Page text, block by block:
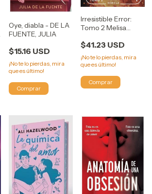
Oye, diabla - DE LA
FUENTE, JULIA
$15.16 USD
¡No te lo pierdas, mira
que es último!
Irresistible Error:
Tomo 2 Melisa
$41.23 USD
¡No te lo pierdas, mira
que es último!